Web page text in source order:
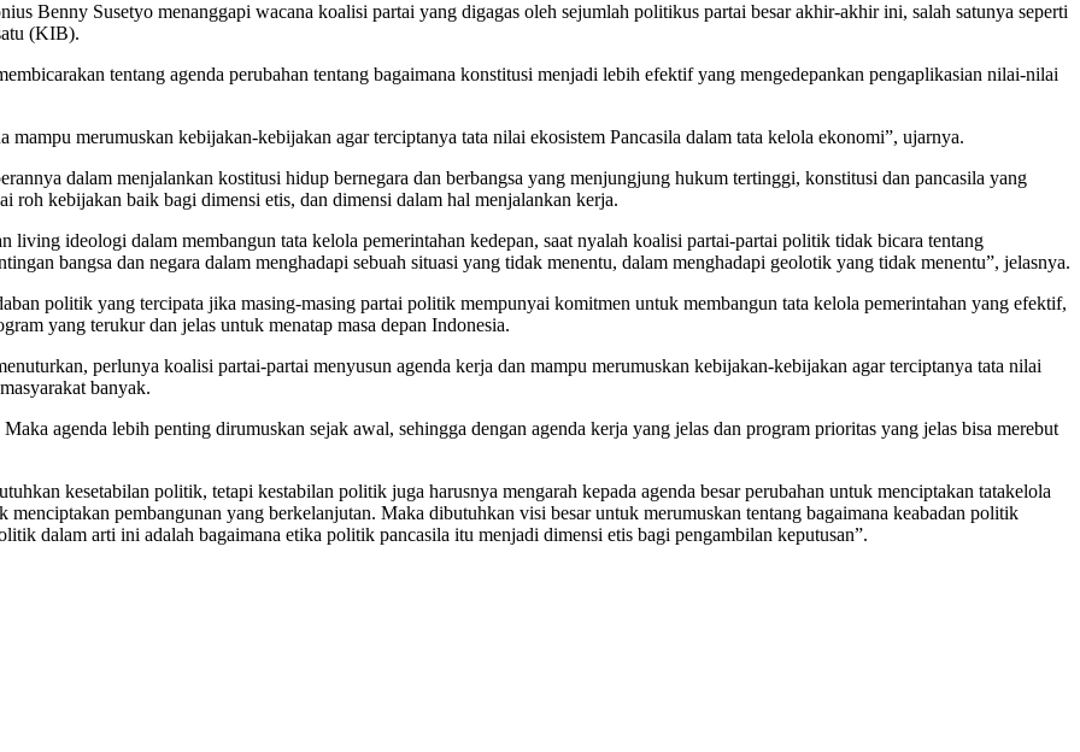
Benny Susetyo menanggapi wacana koalisi partai yang digagas oleh sejumlah politikus partai besar akhir-akhir ini, salah satunya seperti
(KIB).
tentang agenda perubahan tentang bagaimana konstitusi menjadi lebih efektif yang mengedepankan pengaplikasian nilai-nilai
merumuskan kebijakan-kebijakan agar terciptanya tata nilai ekosistem Pancasila dalam tata kelola ekonomi”, ujarnya.
dalam menjalankan kostitusi hidup bernegara dan berbangsa yang menjungjung hukum tertinggi, konstitusi dan pancasila yang
roh kebijakan baik bagi dimensi etis, dan dimensi dalam hal menjalankan kerja.
ideologi dalam membangun tata kelola pemerintahan kedepan, saat nyalah koalisi partai-partai politik tidak bicara tentang
bangsa dan negara dalam menghadapi sebuah situasi yang tidak menentu, dalam menghadapi geolotik yang tidak menentu”, jelasnya.
politik yang tercipata jika masing-masing partai politik mempunyai komitmen untuk membangun tata kelola pemerintahan yang efektif,
yang terukur dan jelas untuk menatap masa depan Indonesia.
perlunya koalisi partai-partai menyusun agenda kerja dan mampu merumuskan kebijakan-kebijakan agar terciptanya tata nilai
banyak.
agenda lebih penting dirumuskan sejak awal, sehingga dengan agenda kerja yang jelas dan program prioritas yang jelas bisa merebut
kesetabilan politik, tetapi kestabilan politik juga harusnya mengarah kepada agenda besar perubahan untuk menciptakan tatakelola
pembangunan yang berkelanjutan. Maka dibutuhkan visi besar untuk merumuskan tentang bagaimana keabadan politik
dalam arti ini adalah bagaimana etika politik pancasila itu menjadi dimensi etis bagi pengambilan keputusan”.